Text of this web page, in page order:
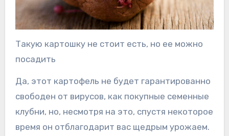
Такую картошку не стоит есть, но ее можно
посадить
Да, этот картофель не будет гарантированно
свободен от вирусов, как покупные семенные
клубни, но, несмотря на это, спустя некоторое
время он отблагодарит вас щедрым урожаем.